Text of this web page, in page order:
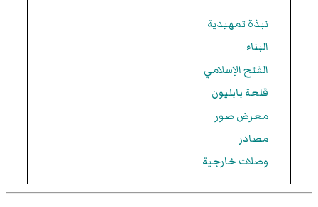
نبذة تمهيدية
البناء
الفتح الإسلامي
قلعة بابليون
معرض صور
مصادر
وصلات خارجية